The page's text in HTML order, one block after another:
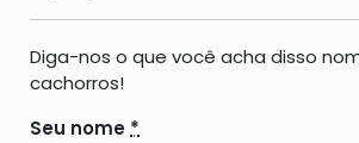
Diga-nos o que você acha disso
cachorros!
Seu nome*